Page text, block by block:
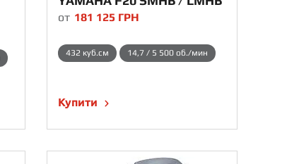
от 181 125 ГРН
432 куб.см 14,7 / 5 500 об./мин
Купити